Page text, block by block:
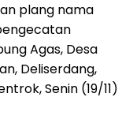
plang nama
Agas, Desa
Deliserdang,
Senin (19/11)